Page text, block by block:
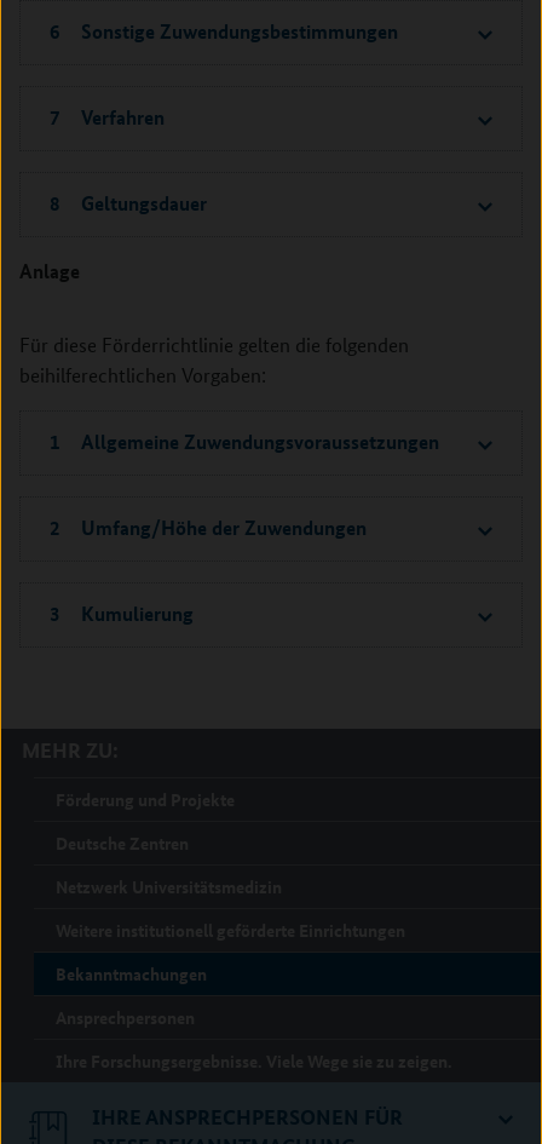
6 Sonstige Zuwendungsbestimmungen
7 Verfahren
8 Geltungsdauer
Anlage
Für diese Förderrichtlinie gelten die folgenden
beihilferechtlichen Vorgaben:
1 Allgemeine Zuwendungsvoraussetzungen
2 Umfang/Höhe der Zuwendungen
3 Kumulierung
Bekanntmachungen
IHRE ANSPRECHPERSONEN FÜR